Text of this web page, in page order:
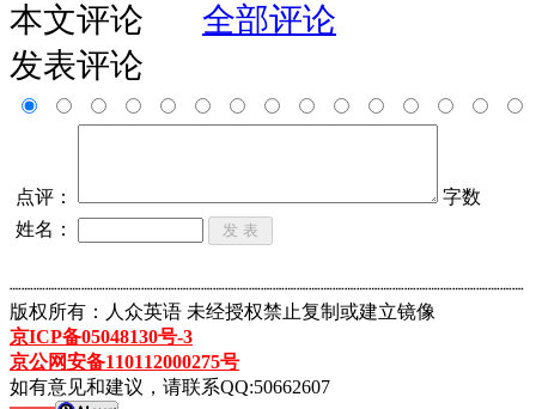
本文评论
全部评论
发表评论
点评：
字数
姓名：
┈┈┈┈┈┈┈┈┈┈┈┈┈┈┈┈┈┈┈┈┈┈┈┈┈┈┈┈┈┈┈┈┈┈┈┈┈┈┈┈┈┈┈
版权所有：人众英语 未经授权禁止复制或建立镜像
京ICP备05048130号-3
京公网安备110112000275号
如有意见和建议，请联系QQ:50662607